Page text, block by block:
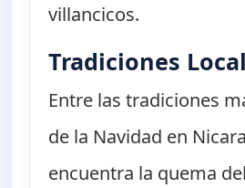
villancicos.
Tradiciones
Entre las tradiciones
de la Navidad en
encuentra la quema